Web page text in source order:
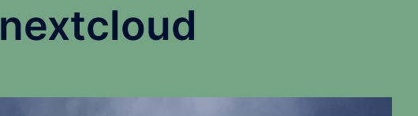
nextcloud